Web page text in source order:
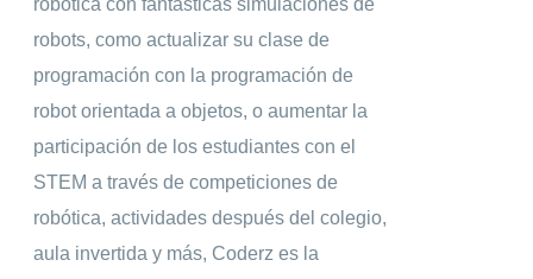
robótica con fantásticas simulaciones de
robots, como actualizar su clase de
programación con la programación de
robot orientada a objetos, o aumentar la
participación de los estudiantes con el
STEM a través de competiciones de
robótica, actividades después del colegio,
aula invertida y más, Coderz es la